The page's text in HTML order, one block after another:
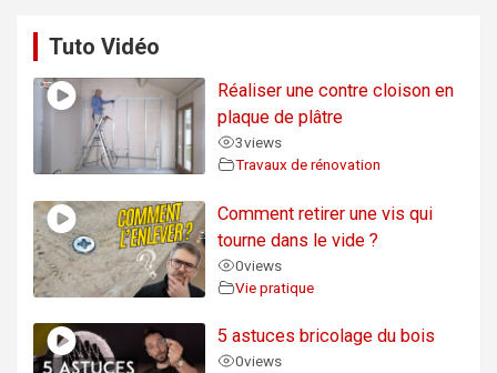
Tuto Vidéo
Réaliser une contre cloison en
plaque de plâtre
3views
Travaux de rénovation
Comment retirer une vis qui
tourne dans le vide ?
0views
Vie pratique
5 astuces bricolage du bois
0views